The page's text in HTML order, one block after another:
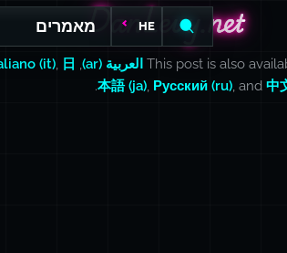
DanLevy.net
DanLevy.net
HE מאמרים
This post is also العربية (ar) (it)
日
本語 (ja) Русский (ru) , and 中
.